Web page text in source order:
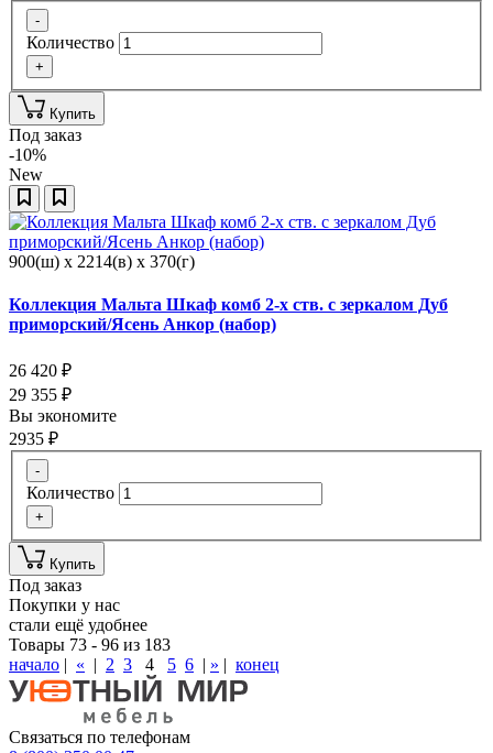
-
Количество
+
Купить
Под заказ
-10%
New
900(ш) x 2214(в) x 370(г)
Коллекция Мальта Шкаф комб 2-х ств. с зеркалом Дуб
приморский/Ясень Анкор (набор)
26 420 ₽
29 355 ₽
Вы экономите
2935 ₽
-
Количество
+
Купить
Под заказ
Покупки у нас
стали ещё удобнее
Товары 73 - 96 из 183
начало | « | 2 3 4 5 6 | » | конец
Связаться по телефонам